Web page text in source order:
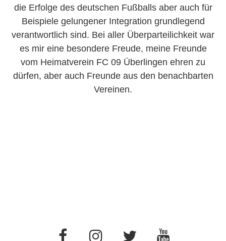
die Erfolge des deutschen Fußballs aber auch für
Beispiele gelungener Integration grundlegend
verantwortlich sind. Bei aller Überparteilichkeit war
es mir eine besondere Freude, meine Freunde
vom Heimatverein FC 09 Überlingen ehren zu
dürfen, aber auch Freunde aus den benachbarten
Vereinen.